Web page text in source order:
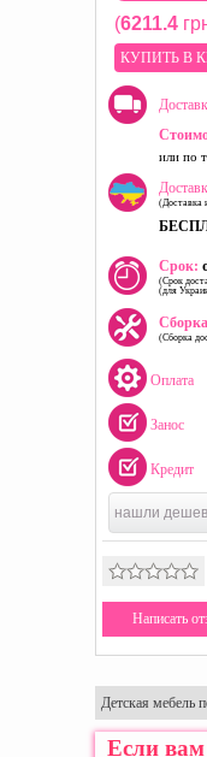
(6211.4
КУПИТЬ В
или по
(Доставка
Срок:
(Срок
(для
(Сборка
Оплата
Занос
Кредит
нашли
Написать
Детская мебель
Если вам